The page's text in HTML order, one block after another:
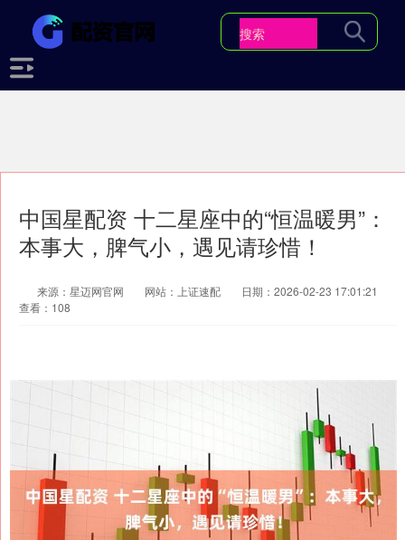
中国星配资 十二星座中的“恒温暖男”：
本事大，脾气小，遇见请珍惜！
来源：星迈网官网 网站：上证速配
日期：2026-02-23 17:01:21
查看：108